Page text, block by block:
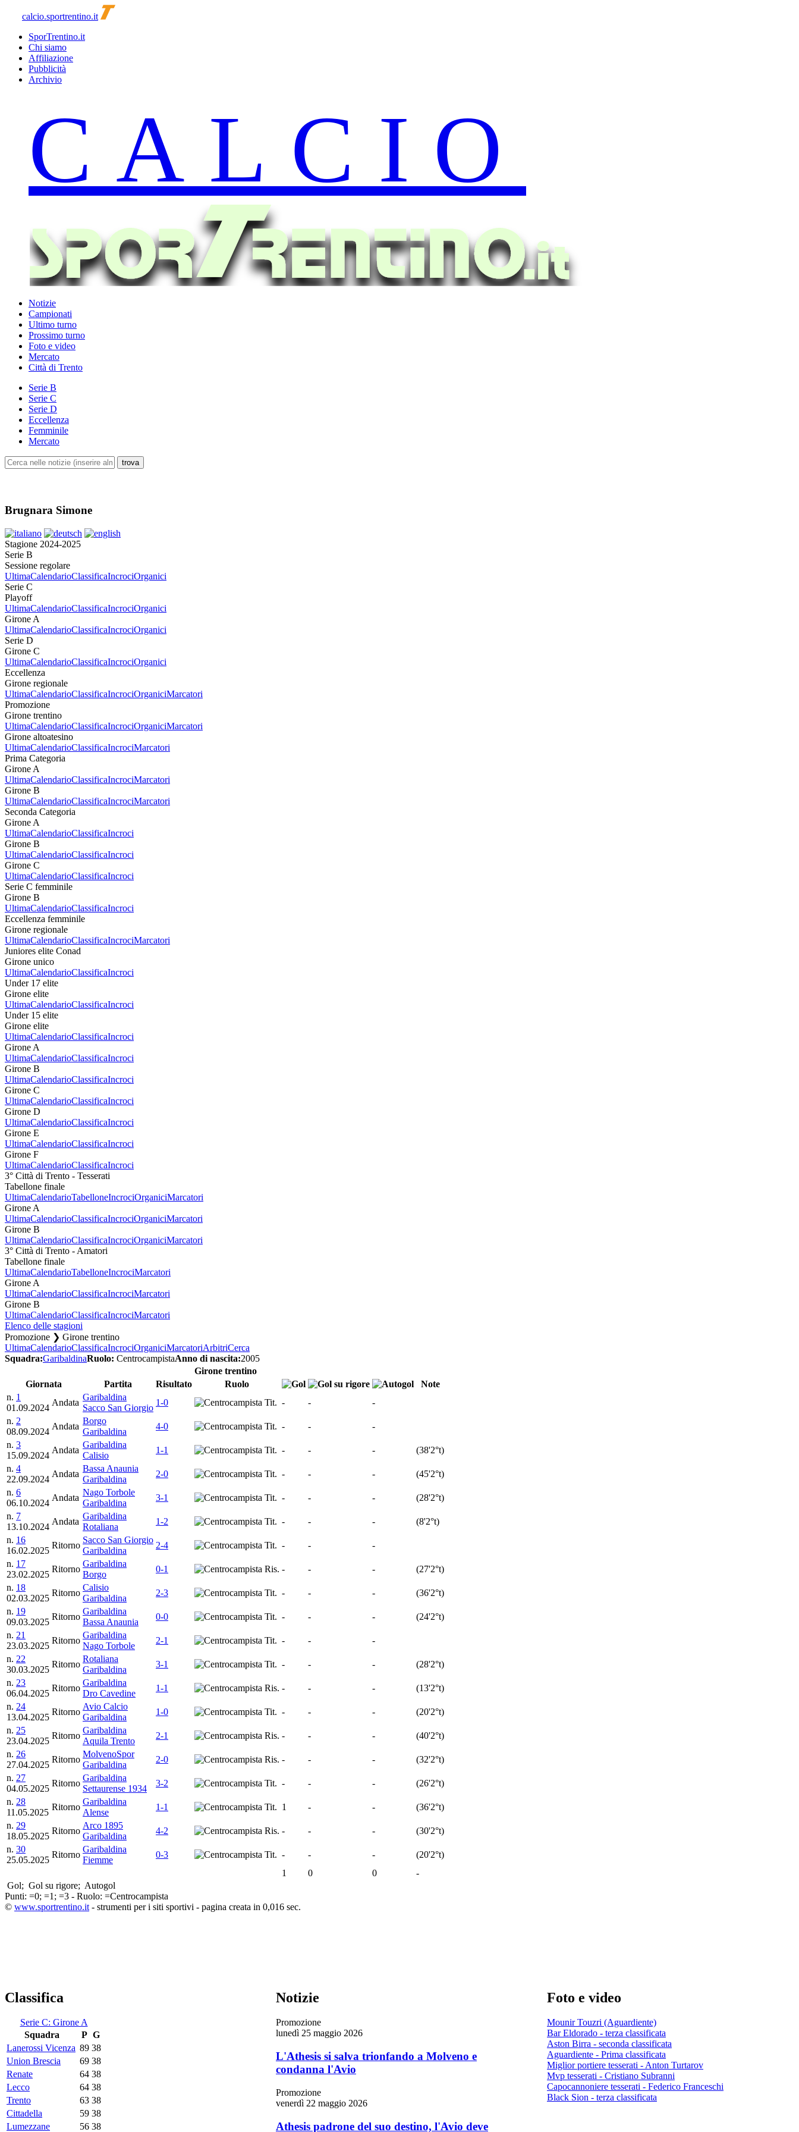
calcio.sportrentino.it
SporTrentino.it
Chi siamo
Affiliazione
Pubblicità
Archivio
Notizie
Campionati
Ultimo turno
Prossimo turno
Foto e video
Mercato
Città di Trento
Serie B
Serie C
Serie D
Eccellenza
Femminile
Mercato
Brugnara Simone
Stagione 2024-2025
Serie B
Sessione regolare
UltimaCalendarioClassificaIncrociOrganici
Serie C
Playoff
UltimaCalendarioClassificaIncrociOrganici
Girone A
UltimaCalendarioClassificaIncrociOrganici
Serie D
Girone C
UltimaCalendarioClassificaIncrociOrganici
Eccellenza
Girone regionale
UltimaCalendarioClassificaIncrociOrganiciMarcatori
Promozione
Girone trentino
UltimaCalendarioClassificaIncrociOrganiciMarcatori
Girone altoatesino
UltimaCalendarioClassificaIncrociMarcatori
Prima Categoria
Girone A
UltimaCalendarioClassificaIncrociMarcatori
Girone B
UltimaCalendarioClassificaIncrociMarcatori
Seconda Categoria
Girone A
UltimaCalendarioClassificaIncroci
Girone B
UltimaCalendarioClassificaIncroci
Girone C
UltimaCalendarioClassificaIncroci
Serie C femminile
Girone B
UltimaCalendarioClassificaIncroci
Eccellenza femminile
Girone regionale
UltimaCalendarioClassificaIncrociMarcatori
Juniores elite Conad
Girone unico
UltimaCalendarioClassificaIncroci
Under 17 elite
Girone elite
UltimaCalendarioClassificaIncroci
Under 15 elite
Girone elite
UltimaCalendarioClassificaIncroci
Girone A
UltimaCalendarioClassificaIncroci
Girone B
UltimaCalendarioClassificaIncroci
Girone C
UltimaCalendarioClassificaIncroci
Girone D
UltimaCalendarioClassificaIncroci
Girone E
UltimaCalendarioClassificaIncroci
Girone F
UltimaCalendarioClassificaIncroci
3° Città di Trento - Tesserati
Tabellone finale
UltimaCalendarioTabelloneIncrociOrganiciMarcatori
Girone A
UltimaCalendarioClassificaIncrociOrganiciMarcatori
Girone B
UltimaCalendarioClassificaIncrociOrganiciMarcatori
3° Città di Trento - Amatori
Tabellone finale
UltimaCalendarioTabelloneIncrociMarcatori
Girone A
UltimaCalendarioClassificaIncrociMarcatori
Girone B
UltimaCalendarioClassificaIncrociMarcatori
Elenco delle stagioni
Promozione ❯ Girone trentino
UltimaCalendarioClassificaIncrociOrganiciMarcatoriArbitriCerca
Squadra:GaribaldinaRuolo: CentrocampistaAnno di nascita:2005
Girone trentino
Giornata
Partita Risultato Ruolo
Note
n. 1
01.09.2024
Andata
Garibaldina
Sacco San Giorgio
1-0 Tit. - -
-
n. 2
08.09.2024
Andata
Borgo
Garibaldina
4-0 Tit. - -
-
n. 3
15.09.2024
Andata
Garibaldina
Calisio
1-1 Tit. - - - (38'2°t)
n. 4
22.09.2024
Andata
Bassa Anaunia
Garibaldina
2-0 Tit. - - - (45'2°t)
n. 6
06.10.2024
Andata
Nago Torbole
Garibaldina
3-1 Tit. - - - (28'2°t)
n. 7
13.10.2024
Andata
Garibaldina
Rotaliana
1-2 Tit. - - - (8'2°t)
n. 16
16.02.2025
Ritorno
Sacco San Giorgio
Garibaldina
2-4 Tit. - -
-
n. 17
23.02.2025
Ritorno
Garibaldina
Borgo
0-1 Ris. - - - (27'2°t)
n. 18
02.03.2025
Ritorno
Calisio
Garibaldina
2-3 Tit. - - - (36'2°t)
n. 19
09.03.2025
Ritorno
Garibaldina
Bassa Anaunia
0-0 Tit. - - - (24'2°t)
n. 21
23.03.2025
Ritorno
Garibaldina
Nago Torbole
2-1 Tit. - -
-
n. 22
30.03.2025
Ritorno
Rotaliana
Garibaldina
3-1 Tit. - - - (28'2°t)
n. 23
06.04.2025
Ritorno
Garibaldina
Dro Cavedine
1-1 Ris. - - - (13'2°t)
n. 24
13.04.2025
Ritorno
Avio Calcio
Garibaldina
1-0 Tit. - - - (20'2°t)
n. 25
23.04.2025
Ritorno
Garibaldina
Aquila Trento
2-1 Ris. - - - (40'2°t)
n. 26
27.04.2025
Ritorno
MolvenoSpor
Garibaldina
2-0 Ris. - - - (32'2°t)
n. 27
04.05.2025
Ritorno
Garibaldina
Settaurense 1934
3-2 Tit. - - - (26'2°t)
n. 28
11.05.2025
Ritorno
Garibaldina
Alense
1-1 Tit. 1 - - (36'2°t)
n. 29
18.05.2025
Ritorno
Arco 1895
Garibaldina
4-2 Ris. - - - (30'2°t)
n. 30
25.05.2025
Ritorno
Garibaldina
Fiemme
0-3 Tit. - - - (20'2°t)
1
0 0
-
Gol; Gol su rigore; Autogol
Punti: =0; =1; =3 - Ruolo: =Centrocampista
© www.sportrentino.it - strumenti per i siti sportivi - pagina creata in 0,016 sec.
Classifica
Serie C: Girone A
Squadra
P G
Lanerossi Vicenza 89 38
Union Brescia
69 38
Renate
64 38
Lecco
64 38
Trento
63 38
Cittadella
59 38
Lumezzane
56 38
Notizie
Promozione
lunedì 25 maggio 2026
L'Athesis si salva trionfando a Molveno e
condanna l'Avio
Promozione
venerdì 22 maggio 2026
Athesis padrone del suo destino, l'Avio deve
Foto e video
Mounir Touzri (Aguardiente)
Bar Eldorado - terza classificata
Aston Birra - seconda classificata
Aguardiente - Prima classificata
Miglior portiere tesserati - Anton Turtarov
Mvp tesserati - Cristiano Subranni
Capocannoniere tesserati - Federico Franceschi
Black Sion - terza classificata